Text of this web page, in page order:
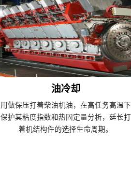
油冷却
用做保压打着柴油机油，在高任务高温下
保护其粘度指数和热固定量分析，廷长打
着机结构件的选择生命周期。